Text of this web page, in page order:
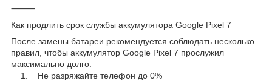
⸻
Как продлить срок службы аккумулятора Google Pixel 7
После замены батареи рекомендуется соблюдать несколько
правил, чтобы аккумулятор Google Pixel 7 прослужил
максимально долго:
1. Не разряжайте телефон до 0%